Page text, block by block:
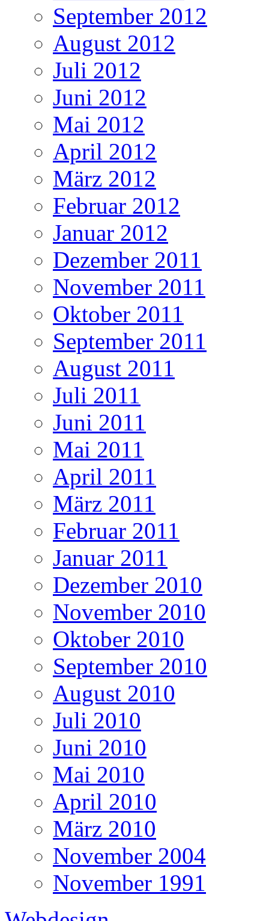
September 2012
August 2012
Juli 2012
Juni 2012
Mai 2012
April 2012
März 2012
Februar 2012
Januar 2012
Dezember 2011
November 2011
Oktober 2011
September 2011
August 2011
Juli 2011
Juni 2011
Mai 2011
April 2011
März 2011
Februar 2011
Januar 2011
Dezember 2010
November 2010
Oktober 2010
September 2010
August 2010
Juli 2010
Juni 2010
Mai 2010
April 2010
März 2010
November 2004
November 1991